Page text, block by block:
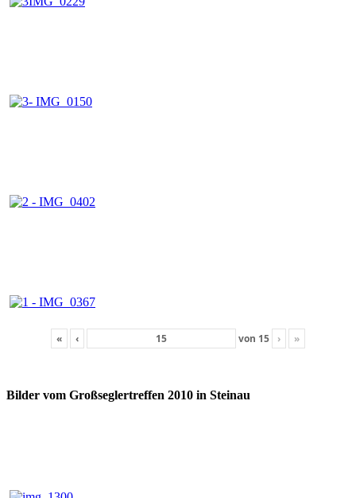
« ‹ von 15 › »
Bilder vom Großseglertreffen 2010 in Steinau